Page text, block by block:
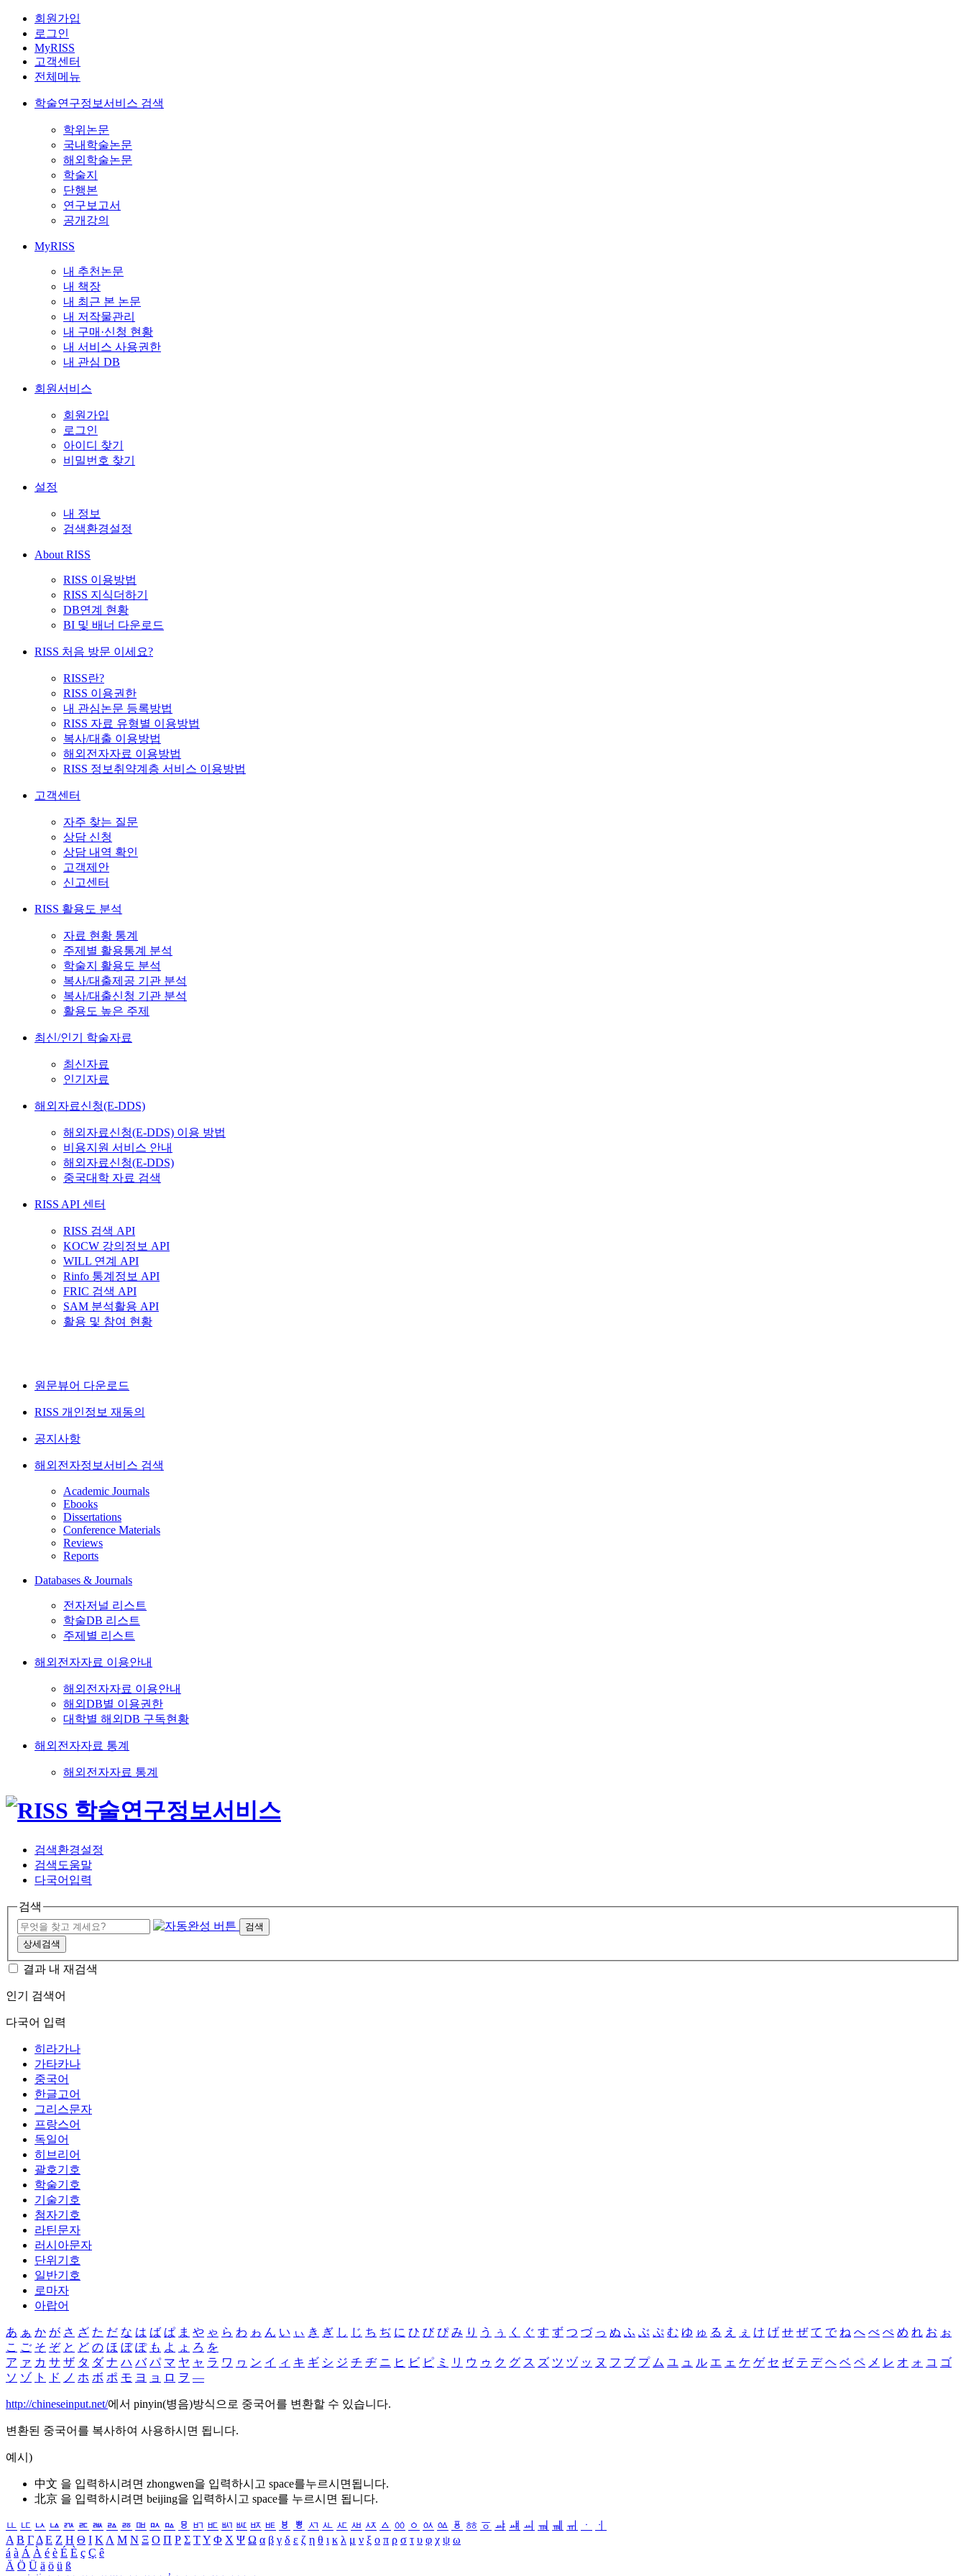
회원가입
로그인
MyRISS
고객센터
전체메뉴
학술연구정보서비스 검색
학위논문
국내학술논문
해외학술논문
학술지
단행본
연구보고서
공개강의
MyRISS
내 추천논문
내 책장
내 최근 본 논문
내 저작물관리
내 구매·신청 현황
내 서비스 사용권한
내 관심 DB
회원서비스
회원가입
로그인
아이디 찾기
비밀번호 찾기
설정
내 정보
검색환경설정
About RISS
RISS 이용방법
RISS 지식더하기
DB연계 현황
BI 및 배너 다운로드
RISS 처음 방문 이세요?
RISS란?
RISS 이용권한
내 관심논문 등록방법
RISS 자료 유형별 이용방법
복사/대출 이용방법
해외전자자료 이용방법
RISS 정보취약계층 서비스 이용방법
고객센터
자주 찾는 질문
상담 신청
상담 내역 확인
고객제안
신고센터
RISS 활용도 분석
자료 현황 통계
주제별 활용통계 분석
학술지 활용도 분석
복사/대출제공 기관 분석
복사/대출신청 기관 분석
활용도 높은 주제
최신/인기 학술자료
최신자료
인기자료
해외자료신청(E-DDS)
해외자료신청(E-DDS) 이용 방법
비용지원 서비스 안내
해외자료신청(E-DDS)
중국대학 자료 검색
RISS API 센터
RISS 검색 API
KOCW 강의정보 API
WILL 연계 API
Rinfo 통계정보 API
FRIC 검색 API
SAM 분석활용 API
활용 및 참여 현황
원문뷰어 다운로드
RISS 개인정보 재동의
공지사항
해외전자정보서비스 검색
Academic Journals
Ebooks
Dissertations
Conference Materials
Reviews
Reports
Databases & Journals
전자저널 리스트
학술DB 리스트
주제별 리스트
해외전자자료 이용안내
해외전자자료 이용안내
해외DB별 이용권한
대학별 해외DB 구독현황
해외전자자료 통계
해외전자자료 통계
검색환경설정
검색도움말
다국어입력
검색
검색
상세검색
결과 내 재검색
인기 검색어
다국어 입력
히라가나
가타카나
중국어
한글고어
그리스문자
프랑스어
독일어
히브리어
괄호기호
학술기호
기술기호
첨자기호
라틴문자
러시아문자
단위기호
일반기호
로마자
아랍어
あ ぁ か が さ ざ た だ な は ば ぱ ま や ゃ ら わ ゎ ん い ぃ き ぎ し じ ち ぢ に ひ び ぴ み り う ぅ く ぐ す ず つ づ っ ぬ ふ ぶ ぷ む ゆ ゅ る え ぇ け げ せ ぜ て で ね へ べ ぺ め れ お ぉ
こ ご そ ぞ と ど の ほ ぼ ぽ も よ ょ ろ を
ア ァ カ サ ザ タ ダ ナ ハ バ パ マ ヤ ャ ラ ワ ヮ ン イ ィ キ ギ シ ジ チ ヂ ニ ヒ ビ ピ ミ リ ウ ゥ ク グ ス ズ ツ ヅ ッ ヌ フ ブ プ ム ユ ュ ル エ ェ ケ ゲ セ ゼ テ デ ヘ ベ ペ メ レ オ ォ コ ゴ
ソ ゾ ト ド ノ ホ ボ ポ モ ヨ ョ ロ ヲ ―
http://chineseinput.net/에서 pinyin(병음)방식으로 중국어를 변환할 수 있습니다.
변환된 중국어를 복사하여 사용하시면 됩니다.
예시)
中文 을 입력하시려면 zhongwen을 입력하시고 space를누르시면됩니다.
北京 을 입력하시려면 beijing을 입력하시고 space를 누르시면 됩니다.
ㅥ ㅦ ㅧ ㅨ ㅩ ㅪ ㅫ ㅬ ㅭ ㅮ ㅯ ㅰ ㅱ ㅲ ㅳ ㅴ ㅵ ㅶ ㅷ ㅸ ㅹ ㅺ ㅻ ㅼ ㅽ ㅾ ㅿ ㆀ ㆁ ㆂ ㆃ ㆄ ㆅ ㆆ ㆇ ㆈ ㆉ ㆊ ㆋ ㆌ ㆍ
ㆎ
Α Β ΓΔ Ε Ζ Η Θ Ι ΚΛ Μ Ν Ξ Ο Π Ρ Σ ΤΥ Φ Χ Ψ Ω α β γ δ ε ζ η θ ι κ λ μ ν ξ ο π ρ σ τ υ φ χ ψ ω
á à Á À é è É È ç Ç ê
Ä Ö Ü ä ö ü ß